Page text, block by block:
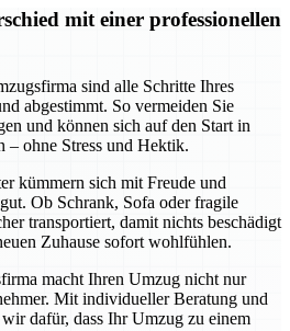
mit einer professionellen
sind alle Schritte Ihres
abgestimmt. So vermeiden Sie
und können sich auf den Start in
– ohne Stress und Hektik.
kümmern sich mit Freude und
Ob Schrank, Sofa oder fragile
transportiert, damit nichts beschädigt
Zuhause sofort wohlfühlen.
macht Ihren Umzug nicht nur
Mit individueller Beratung und
dafür, dass Ihr Umzug zu einem